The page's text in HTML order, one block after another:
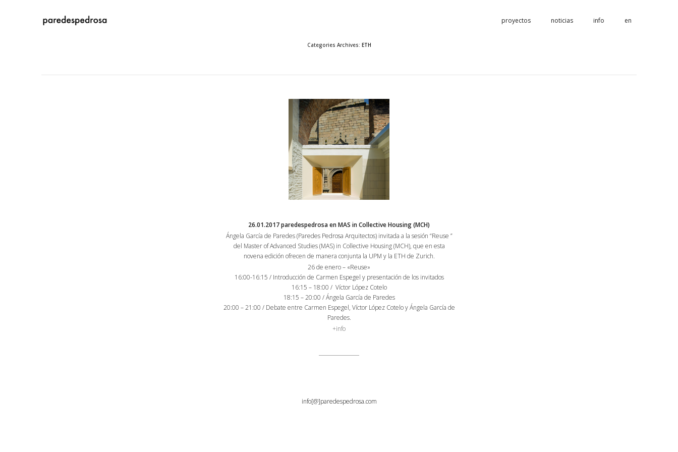
Categories Archives ETH
26.01.2017 paredespedrosa en MAS in Collective Housing (MCH)
Ángela García de Paredes (Paredes Pedrosa Arquitectos) invitada a la sesión “Reuse ”
del Master of Advanced Studies (MAS) in Collective Housing (MCH), que en esta
novena edición ofrecen de manera conjunta la UPM y la ETH de Zurich.
26 de enero – «Reuse»
16:00-16:15 / Introducción de Carmen Espegel y presentación de los invitados
16:15 – 18:00 / Víctor López Cotelo
18:15 – 20:00 / Ángela García de Paredes
20:00 – 21:00 / Debate entre Carmen Espegel, Víctor López Cotelo y Ángela García de
Paredes.
+info
info[@]paredespedrosa.com